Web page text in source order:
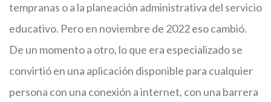
tempranas o a la planeación administrativa del servicio
educativo. Pero en noviembre de 2022 eso cambió.
De un momento a otro, lo que era especializado se
convirtió en una aplicación disponible para cualquier
persona con una conexión a internet, con una barrera